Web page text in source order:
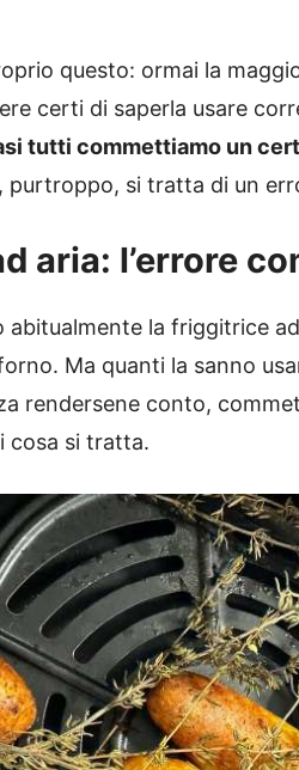
questo: ormai la
certi di saperla usare
tutti commettiamo un
purtroppo, si tratta di un
aria: l’errore
abitualmente la friggitrice
Ma quanti la sanno
rendersene conto,
cosa si tratta.